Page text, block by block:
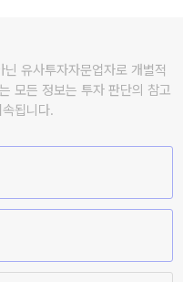
유사투자자문업자로 개별적
모든 정보는 투자 판단의 참고
됩니다.